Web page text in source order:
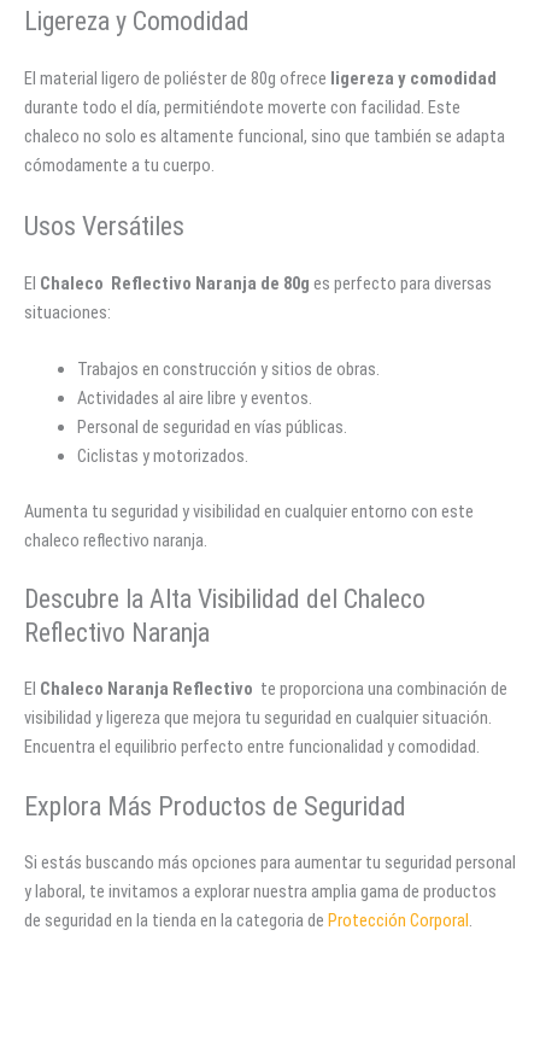
Ligereza y Comodidad
El material ligero de poliéster de 80g ofrece ligereza y comodidad
durante todo el día, permitiéndote moverte con facilidad. Este
chaleco no solo es altamente funcional, sino que también se adapta
cómodamente a tu cuerpo.
Usos Versátiles
El Chaleco Reflectivo Naranja de 80g es perfecto para diversas
situaciones:
Trabajos en construcción y sitios de obras.
Actividades al aire libre y eventos.
Personal de seguridad en vías públicas.
Ciclistas y motorizados.
Aumenta tu seguridad y visibilidad en cualquier entorno con este
chaleco reflectivo naranja.
Descubre la Alta Visibilidad del Chaleco
Reflectivo Naranja
El Chaleco Naranja Reflectivo te proporciona una combinación de
visibilidad y ligereza que mejora tu seguridad en cualquier situación.
Encuentra el equilibrio perfecto entre funcionalidad y comodidad.
Explora Más Productos de Seguridad
Si estás buscando más opciones para aumentar tu seguridad personal
y laboral, te invitamos a explorar nuestra amplia gama de productos
de seguridad en la tienda en la categoria de Protección Corporal